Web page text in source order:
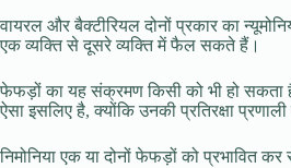
वायरल और बैक्टीरियल दोनों प्रकार का
एक व्यक्ति से दूसरे व्यक्ति में फैल सकते हैं।
फेफड़ों का यह संक्रमण किसी को भी हो सकता
ऐसा इसलिए है, क्योंकि उनकी प्रतिरक्षा
निमोनिया एक या दोनों फेफड़ों को प्रभावित